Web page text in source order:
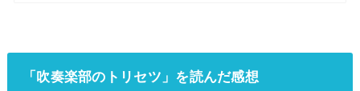
「吹奏楽部のトリセツ」を読んだ感想